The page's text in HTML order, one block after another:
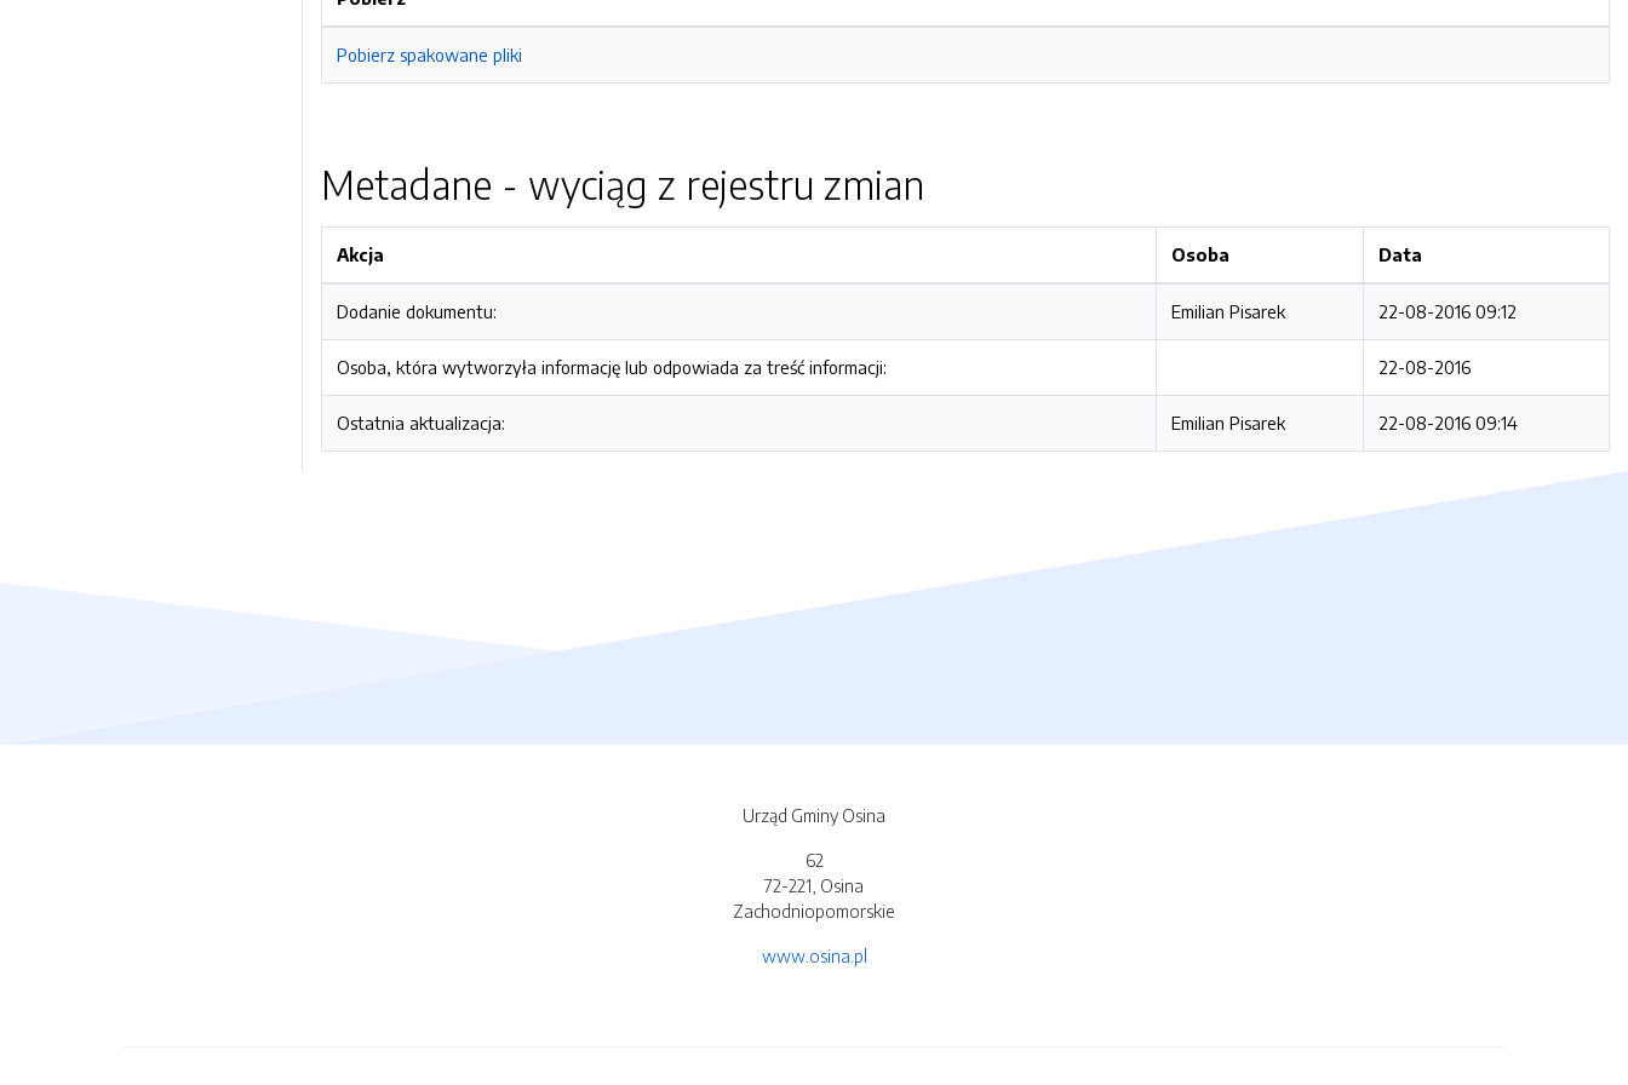
Pobierz spakowane pliki
Metadane - wyciąg z rejestru zmian
Akcja Osoba Data
Dodanie dokumentu: Emilian Pisarek 22-08-2016 09:12
Osoba, która wytworzyła informację lub odpowiada za treść informacji: 22-08-2016
Ostatnia aktualizacja: Emilian Pisarek 22-08-2016 09:14
Urząd Gminy Osina
62
72-221, Osina
Zachodniopomorskie
www.osina.pl